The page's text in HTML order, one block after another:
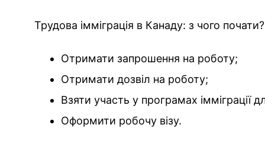
Трудова імміграція в Канаду: з чого почати?
Отримати запрошення на роботу;
Отримати дозвіл на роботу;
Взяти участь у програмах імміграції
Оформити робочу візу.